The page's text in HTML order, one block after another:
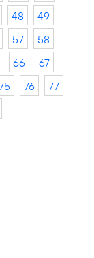
48
49
57
58
66
67
76
77